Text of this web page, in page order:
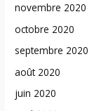
novembre 2020
octobre 2020
septembre 2020
août 2020
juin 2020